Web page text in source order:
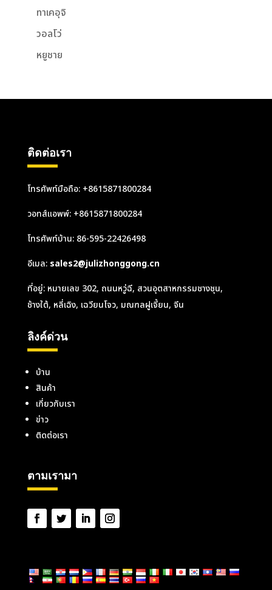
ทาเคอุจิ
วอลโว่
หยูชาย
ติดต่อเรา
โทรศัพท์มือถือ: +8615871800284
วอทส์แอพพ์: +8615871800284
โทรศัพท์บ้าน: 86-595-22426498
อีเมล: sales2@julizhonggong.cn
ที่อยู่: หมายเลข 302, ถนนหวู่ฉี, สวนอุตสาหกรรมชางชุน,
ช้างใต้, หลี่เฉิง, เฉวียนโจว, มณฑลฝูเจี้ยน, จีน
ลิงค์ด่วน
บ้าน
สินค้า
เกี่ยวกับเรา
ข่าว
ติดต่อเรา
ตามเรามา